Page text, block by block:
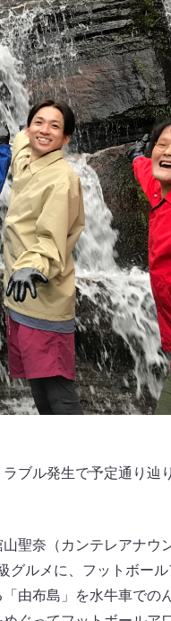
ラブル発生で予定通り
聖奈（カンテレアナウ
ルメに、フットボー
由布島」を水牛車での